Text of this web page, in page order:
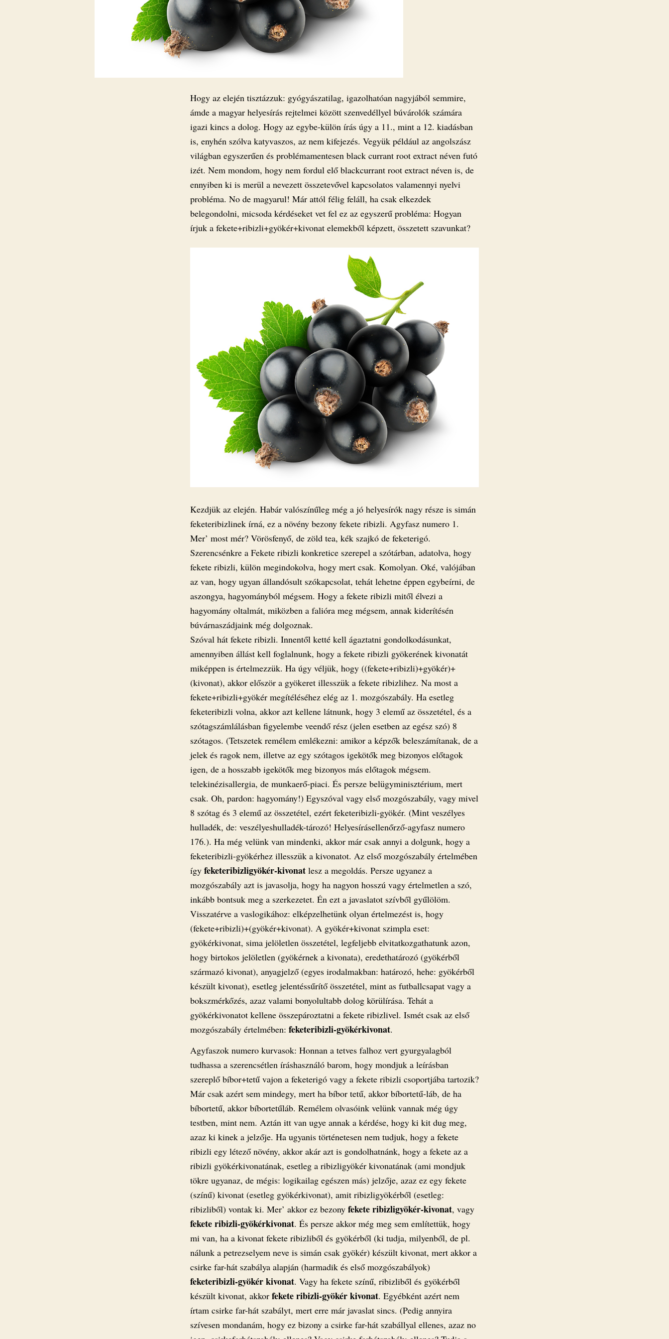
Hogy az elején tisztázzuk: gyógyászatilag, igazolhatóan nagyjából semmire,
ámde a magyar helyesírás rejtelmei között szenvedéllyel búvárolók számára
igazi kincs a dolog. Hogy az egybe-külön írás úgy a 11., mint a 12. kiadásban
is, enyhén szólva katyvaszos, az nem kifejezés. Vegyük például az angolszász
világban egyszerűen és problémamentesen black currant root extract néven futó
izét. Nem mondom, hogy nem fordul elő blackcurrant root extract néven is, de
ennyiben ki is merül a nevezett összetevővel kapcsolatos valamennyi nyelvi
probléma. No de magyarul! Már attól félig feláll, ha csak elkezdek
belegondolni, micsoda kérdéseket vet fel ez az egyszerű probléma: Hogyan
írjuk a fekete+ribizli+gyökér+kivonat elemekből képzett, összetett szavunkat?
Kezdjük az elején. Habár valószínűleg még a jó helyesírók nagy része is simán
feketeribizlinek írná, ez a növény bezony fekete ribizli. Agyfasz numero 1.
Mer’ most mér? Vörösfenyő, de zöld tea, kék szajkó de feketerigó.
Szerencsénkre a Fekete ribizli konkretice szerepel a szótárban, adatolva, hogy
fekete ribizli, külön megindokolva, hogy mert csak. Komolyan. Oké, valójában
az van, hogy ugyan állandósult szókapcsolat, tehát lehetne éppen egybeírni, de
aszongya, hagyományból mégsem. Hogy a fekete ribizli mitől élvezi a
hagyomány oltalmát, miközben a falióra meg mégsem, annak kiderítésén
búvárnaszádjaink még dolgoznak.
Szóval hát fekete ribizli. Innentől ketté kell ágaztatni gondolkodásunkat,
amennyiben állást kell foglalnunk, hogy a fekete ribizli gyökerének kivonatát
miképpen is értelmezzük. Ha úgy véljük, hogy ((fekete+ribizli)+gyökér)+
(kivonat), akkor először a gyökeret illesszük a fekete ribizlihez. Na most a
fekete+ribizli+gyökér megítéléséhez elég az 1. mozgószabály. Ha esetleg
feketeribizli volna, akkor azt kellene látnunk, hogy 3 elemű az összetétel, és a
szótagszámlálásban figyelembe veendő rész (jelen esetben az egész szó) 8
szótagos. (Tetszetek remélem emlékezni: amikor a képzők beleszámítanak, de a
jelek és ragok nem, illetve az egy szótagos igekötők meg bizonyos előtagok
igen, de a hosszabb igekötők meg bizonyos más előtagok mégsem.
telekinézisallergia, de munkaerő-piaci. És persze belügyminisztérium, mert
csak. Oh, pardon: hagyomány!) Egyszóval vagy első mozgószabály, vagy mivel
8 szótag és 3 elemű az összetétel, ezért feketeribizli-gyökér. (Mint veszélyes
hulladék, de: veszélyeshulladék-tározó! Helyesírásellenőrző-agyfasz numero
176.). Ha még velünk van mindenki, akkor már csak annyi a dolgunk, hogy a
feketeribizli-gyökérhez illesszük a kivonatot. Az első mozgószabály értelmében
így feketeribizligyökér-kivonat lesz a megoldás. Persze ugyanez a
mozgószabály azt is javasolja, hogy ha nagyon hosszú vagy értelmetlen a szó,
inkább bontsuk meg a szerkezetet. Én ezt a javaslatot szívből gyűlölöm.
Visszatérve a vaslogikához: elképzelhetünk olyan értelmezést is, hogy
(fekete+ribizli)+(gyökér+kivonat). A gyökér+kivonat szimpla eset:
gyökérkivonat, sima jelöletlen összetétel, legfeljebb elvitatkozgathatunk azon,
hogy birtokos jelöletlen (gyökérnek a kivonata), eredethatározó (gyökérből
származó kivonat), anyagjelző (egyes irodalmakban: határozó, hehe: gyökérből
készült kivonat), esetleg jelentéssűrítő összetétel, mint as futballcsapat vagy a
bokszmérkőzés, azaz valami bonyolultabb dolog körülírása. Tehát a
gyökérkivonatot kellene összepároztatni a fekete ribizlivel. Ismét csak az első
mozgószabály értelmében: feketeribizli-gyökérkivonat.
Agyfaszok numero kurvasok: Honnan a tetves falhoz vert gyurgyalagból
tudhassa a szerencsétlen íráshasználó barom, hogy mondjuk a leírásban
szereplő bíbor+tetű vajon a feketerigó vagy a fekete ribizli csoportjába tartozik?
Már csak azért sem mindegy, mert ha bíbor tetű, akkor bíbortetű-láb, de ha
bíbortetű, akkor bíbortetűláb. Remélem olvasóink velünk vannak még úgy
testben, mint nem. Aztán itt van ugye annak a kérdése, hogy ki kit dug meg,
azaz ki kinek a jelzője. Ha ugyanis történetesen nem tudjuk, hogy a fekete
ribizli egy létező növény, akkor akár azt is gondolhatnánk, hogy a fekete az a
ribizli gyökérkivonatának, esetleg a ribizligyökér kivonatának (ami mondjuk
tökre ugyanaz, de mégis: logikailag egészen más) jelzője, azaz ez egy fekete
(színű) kivonat (esetleg gyökérkivonat), amit ribizligyökérből (esetleg:
ribizliből) vontak ki. Mer’ akkor ez bezony fekete ribizligyökér-kivonat, vagy
feketeribizli-gyökérkivonat. És persze akkor még meg sem említettük, hogy
mi van, ha a kivonat fekete ribizliből és gyökérből (ki tudja, milyenből, de pl.
nálunk a petrezselyem neve is simán csak gyökér) készült kivonat, mert akkor a
csirke far-hát szabálya alapján (harmadik és első mozgószabályok)
feketeribizli-gyökér kivonat. Vagy ha fekete színű, ribizliből és gyökérből
készült kivonat, akkor fekete ribizli-gyökér kivonat. Egyébként azért nem
írtam csirke far-hát szabályt, mert erre már javaslat sincs. (Pedig annyira
szívesen mondanám, hogy ez bizony a csirke far-hát szabállyal ellenes, azaz no